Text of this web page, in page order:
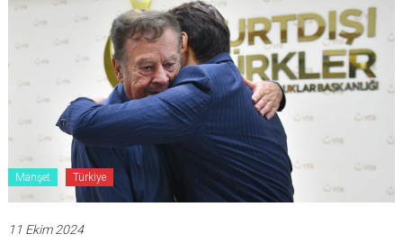
Manşet Türkiye
11 Ekim 2024